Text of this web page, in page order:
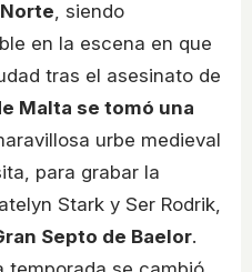
, siendo
en la escena en que
tras el asesinato de
Malta se tomó una
urbe medieval
para grabar la
Stark y Ser Rodrik,
Septo de Baelor.